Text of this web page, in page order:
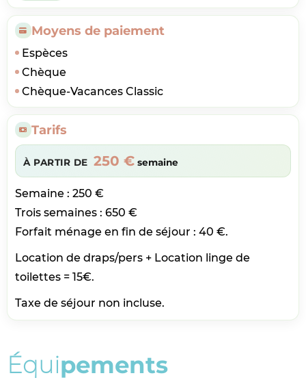
Moyens de paiement
Espèces
Chèque
Chèque-Vacances Classic
Tarifs
À PARTIR DE 250 € semaine
Semaine : 250 €
Trois semaines : 650 €
Forfait ménage en fin de séjour : 40 €.
Location de draps/pers + Location linge de
toilettes = 15€.
Taxe de séjour non incluse.
Équipements